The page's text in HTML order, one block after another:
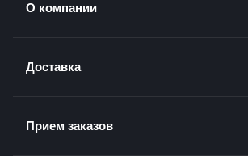
О компании
Доставка
Прием заказов